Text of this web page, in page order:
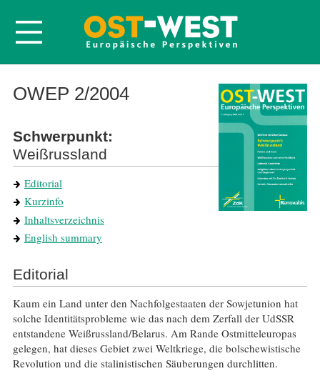
Startseite
Volltexte
Probeheft
Nachbestellen
Abonnieren
Kontakt
OWEP 2/2004
Schwerpunkt:
Weißrussland
Editorial
Kurzinfo
Inhaltsverzeichnis
English summary
Editorial
Kaum ein Land unter den Nachfolgestaaten der Sowjetunion hat
solche Identitätsprobleme wie das nach dem Zerfall der UdSSR
entstandene Weißrussland/Belarus. Am Rande Ostmitteleuropas
gelegen, hat dieses Gebiet zwei Weltkriege, die bolschewistische
Revolution und die stalinistischen Säuberungen durchlitten.